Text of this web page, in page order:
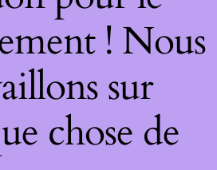
! Nous
sur
chose de